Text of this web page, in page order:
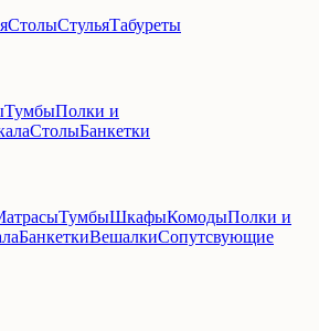
СтолыСтульяТабуреты
ТумбыПолки и
СтолыБанкетки
ТумбыШкафыКомодыПолки и
БанкеткиВешалкиСопутсвующие